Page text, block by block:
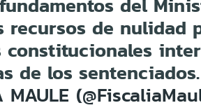
recursos de nulidad
constitucionales
de los sentenciados.
MAULE